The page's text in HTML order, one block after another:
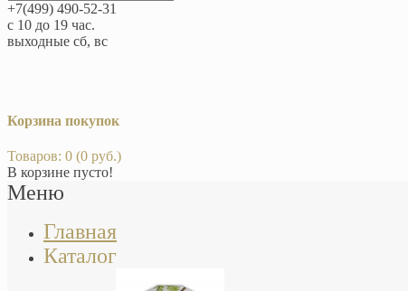
+7(499) 490-52-31
с 10 до 19 час.
выходные сб, вс
Корзина покупок
Товаров: 0 (0 руб.)
В корзине пусто!
Меню
Главная
Каталог